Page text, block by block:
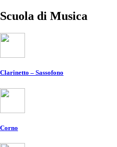
Scuola di Musica
Clarinetto – Sassofono
Corno